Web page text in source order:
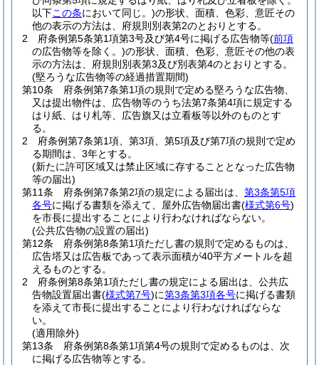
以下この条において同じ。)の形状、面積、色彩、意匠その
他の表示の方法は、府規則別表第2のとおりとする。
2
府条例第5条第1項第3号及び第4号に掲げる広告物等(前項
の広告物等を除く。)の形状、面積、色彩、意匠その他の表
示の方法は、府規則別表第3及び別表第4のとおりとする。
(堅ろうな広告物等の経過措置期間)
第10条
府条例第7条第1項の規則で定める堅ろうな広告物、
又は提出物件は、広告物等のうち法第7条第4項に規定する
はり紙、はり札等、広告旗又は立看板等以外のものとす
る。
2
府条例第7条第1項、第3項、第5項及び第7項の規則で定め
る期間は、3年とする。
(新たに許可区域又は禁止区域に存することとなった広告物
等の届出)
第11条
府条例第7条第2項の規定による届出は、 第3条第5項
各号に掲げる書類を添えて、屋外広告物届出書(様式第6号)
を市長に提出することにより行わなければならない。
(公共広告物の設置の届出)
第12条
府条例第8条第1項ただし書の規則で定めるものは、
広告塔又は広告板であって表示面積が40平方メートルを超
えるものとする。
2
府条例第8条第1項ただし書の規定による届出は、公共広
告物設置届出書(様式第7号)に第3条第3項各号に掲げる書類
を添えて市長に提出することにより行わなければならな
い。
(適用除外)
第13条
府条例第8条第1項第4号の規則で定めるものは、次
に掲げる広告物等とする。